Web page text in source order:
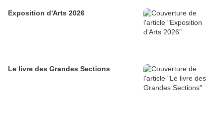
Exposition d'Arts 2026
Le livre des Grandes Sections